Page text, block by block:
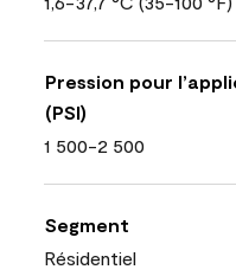
Pression pour
(PSI)
1 500-2 500
Segment
Résidentiel